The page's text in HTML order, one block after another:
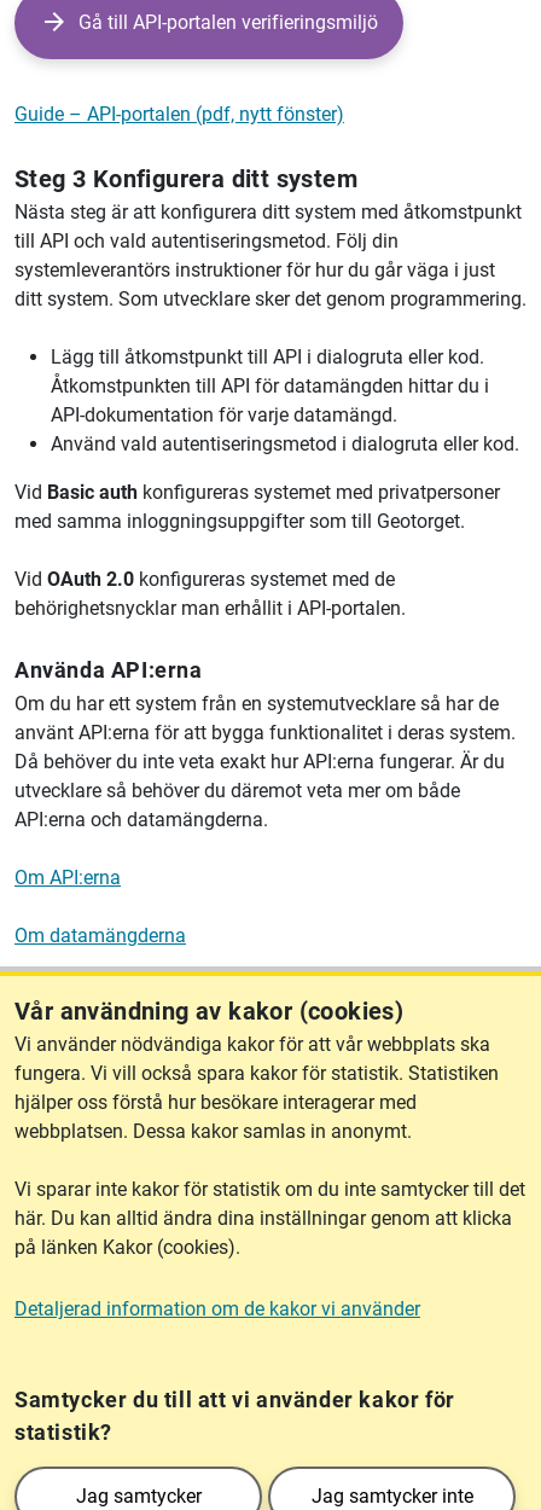
Gå till API-portalen verifieringsmiljö
Guide – API-portalen (pdf, nytt fönster)
Steg 3 Konfigurera ditt system
Nästa steg är att konfigurera ditt system med åtkomstpunkt
till API och vald autentiseringsmetod. Följ din
systemleverantörs instruktioner för hur du går väga i just
ditt system. Som utvecklare sker det genom programmering.
Lägg till åtkomstpunkt till API i dialogruta eller kod.
Åtkomstpunkten till API för datamängden hittar du i
API-dokumentation för varje datamängd.
Använd vald autentiseringsmetod i dialogruta eller kod.
Vid Basic auth konfigureras systemet med privatpersoner
med samma inloggningsuppgifter som till Geotorget.
Vid OAuth 2.0 konfigureras systemet med de
behörighetsnycklar man erhållit i API-portalen.
Använda API:erna
Om du har ett system från en systemutvecklare så har de
använt API:erna för att bygga funktionalitet i deras system.
Då behöver du inte veta exakt hur API:erna fungerar. Är du
utvecklare så behöver du däremot veta mer om både
API:erna och datamängderna.
Om API:erna
Om datamängderna
Behöver du support?
Vår support för NGP är tillgänglig för att svara på frågor och
reda ut problem.
Vår användning av kakor (cookies)
Vi använder nödvändiga kakor för att vår webbplats ska
fungera. Vi vill också spara kakor för statistik. Statistiken
hjälper oss förstå hur besökare interagerar med
webbplatsen. Dessa kakor samlas in anonymt.
Vi sparar inte kakor för statistik om du inte samtycker till det
här. Du kan alltid ändra dina inställningar genom att klicka
på länken Kakor (cookies).
Detaljerad information om de kakor vi använder
Samtycker du till att vi använder kakor för
statistik?
Jag samtycker Jag samtycker inte
lantmateriet.se
Kakor (cookies)
Lantmäteriet är den myndighet som kartlägger Sverige. Till våra uppgifter hör
också att registrera och säkra ägandet av alla fastigheter samt hantera deras